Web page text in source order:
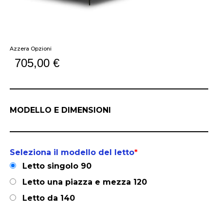
Azzera Opzioni
705,00 €
MODELLO E DIMENSIONI
Seleziona il modello del letto*
Letto singolo 90
Letto una piazza e mezza 120
Letto da 140